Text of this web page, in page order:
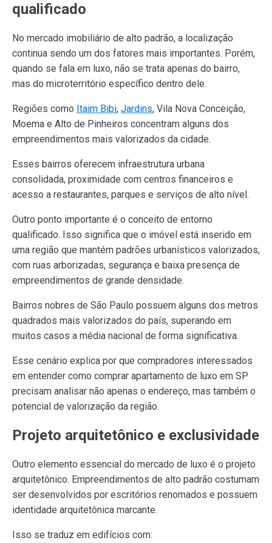
qualificado
No mercado imobiliário de alto padrão, a localização
continua sendo um dos fatores mais importantes. Porém,
quando se fala em luxo, não se trata apenas do bairro,
mas do microterritório específico dentro dele.
Regiões como Itaim Bibi, Jardins, Vila Nova Conceição,
Moema e Alto de Pinheiros concentram alguns dos
empreendimentos mais valorizados da cidade.
Esses bairros oferecem infraestrutura urbana
consolidada, proximidade com centros financeiros e
acesso a restaurantes, parques e serviços de alto nível.
Outro ponto importante é o conceito de entorno
qualificado. Isso significa que o imóvel está inserido em
uma região que mantém padrões urbanísticos valorizados,
com ruas arborizadas, segurança e baixa presença de
empreendimentos de grande densidade.
Bairros nobres de São Paulo possuem alguns dos metros
quadrados mais valorizados do país, superando em
muitos casos a média nacional de forma significativa.
Esse cenário explica por que compradores interessados
em entender como comprar apartamento de luxo em SP
precisam analisar não apenas o endereço, mas também o
potencial de valorização da região.
Projeto arquitetônico e exclusividade
Outro elemento essencial do mercado de luxo é o projeto
arquitetônico. Empreendimentos de alto padrão costumam
ser desenvolvidos por escritórios renomados e possuem
identidade arquitetônica marcante.
Isso se traduz em edifícios com: